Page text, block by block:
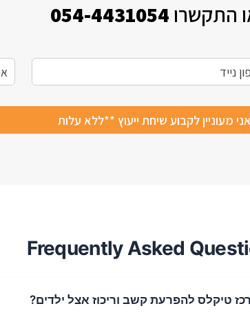
התקשרו 054-4431054
Frequently Asked
טיקלס להפרעת קשב וריכוז אצל ילדים?